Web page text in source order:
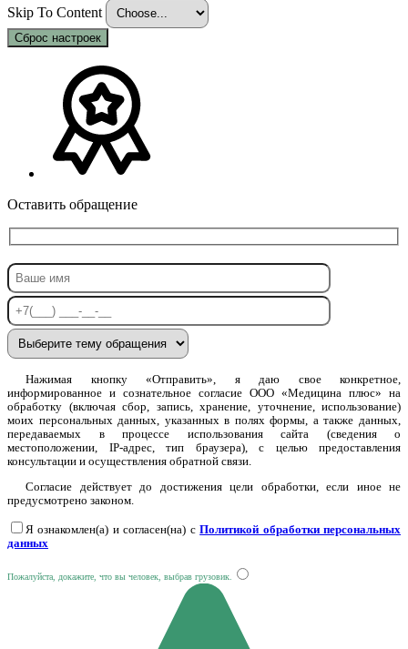
Skip To Content
Сброс настроек
Оставить обращение
Нажимая кнопку «Отправить», я даю свое конкретное,
информированное и сознательное согласие ООО «Медицина плюс» на
обработку (включая сбор, запись, хранение, уточнение, использование)
моих персональных данных, указанных в полях формы, а также данных,
передаваемых в процессе использования сайта (сведения о
местоположении, IP-адрес, тип браузера), с целью предоставления
консультации и осуществления обратной связи.
Согласие действует до достижения цели обработки, если иное не
предусмотрено законом.
Я ознакомлен(а) и согласен(на) сПолитикой обработки персональных
данных
Пожалуйста, докажите, что вы человек, выбрав грузовик.